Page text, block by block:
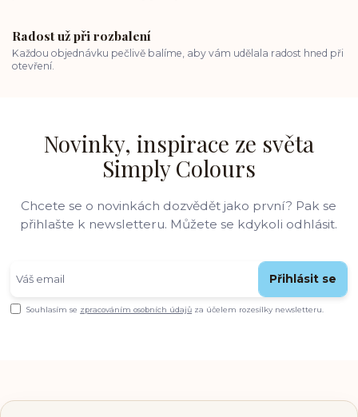
Radost už při rozbalení
Každou objednávku pečlivě balíme, aby vám udělala radost hned při
otevření.
Novinky, inspirace ze světa
Simply Colours
Chcete se o novinkách dozvědět jako první? Pak se
přihlašte k newsletteru. Můžete se kdykoli odhlásit.
Přihlásit se
Souhlasím se zpracováním osobních údajů za účelem rozesílky newsletteru.